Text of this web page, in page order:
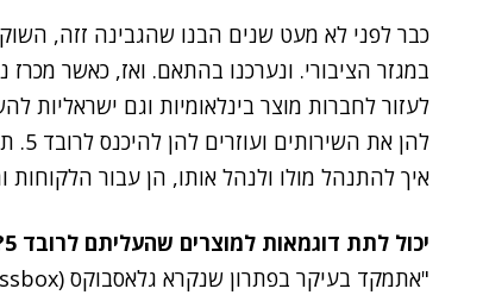
כבר לפני לא מעט שנים הבנו שהגבינה זזה,
במגזר הציבורי. ונערכנו בהתאם. ואז, כאשר
לעזור לחברות מוצר בינלאומיות וגם ישראליות
איך להתנהל מולו ולנהל אותו, הן עבור הלקוחות
יכול לתת דוגמאות למוצרים שהעליתם לרובד 5?
"